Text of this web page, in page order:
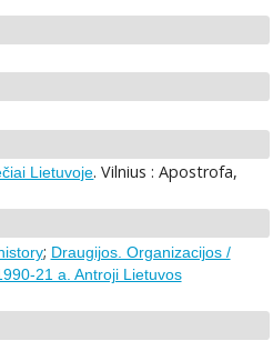
Lietuvoje. Vilnius : Apostrofa,
; Draugijos. Organizacijos /
21 a. Antroji Lietuvos